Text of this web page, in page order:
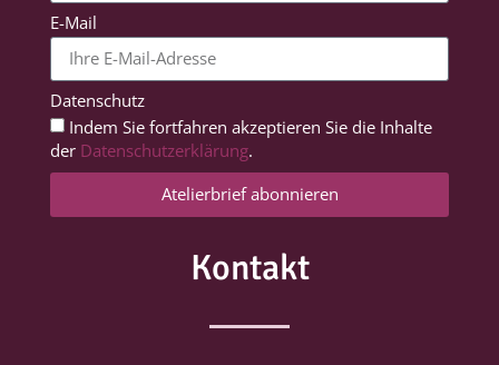
E-Mail
Datenschutz
Indem Sie fortfahren akzeptieren Sie die Inhalte
der Datenschutzerklärung.
Atelierbrief abonnieren
Kontakt